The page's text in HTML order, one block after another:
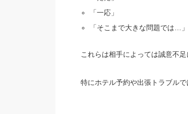
「一応」
「そこまで大きな問題では…」
これらは相手によっては誠意不足
特にホテル予約や出張トラブル